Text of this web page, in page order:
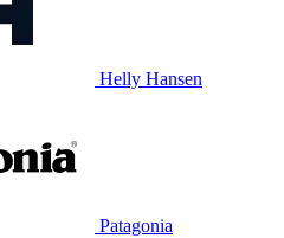
Helly Hansen
Patagonia